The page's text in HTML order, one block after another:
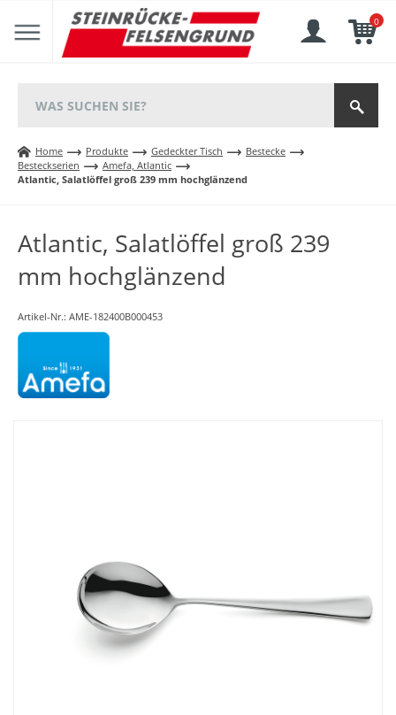
0
Home Produkte Gedeckter Tisch
Bestecke
Besteckserien
Amefa, Atlantic
Atlantic, Salatlöffel groß 239 mm hochglänzend
Atlantic, Salatlöffel groß 239
mm hochglänzend
Artikel-Nr.: AME-182400B000453